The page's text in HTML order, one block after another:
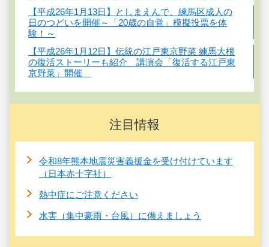
【平成26年1月13日】としまえんで、練馬区成人の
日のつどいを開催～「20歳の自覚」模擬投票を体
験！～
【平成26年1月12日】伝統の江戸東京野菜 練馬大根
の復活ストーリーも紹介 講演会「復活する江戸東
京野菜」開催
注目情報
令和8年熊本地震災害義援金を受け付けています
（日本赤十字社）
熱中症にご注意ください
水害（集中豪雨・台風）に備えましょう